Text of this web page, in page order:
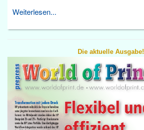
Weiterlesen...
Die aktuelle Ausgabe!